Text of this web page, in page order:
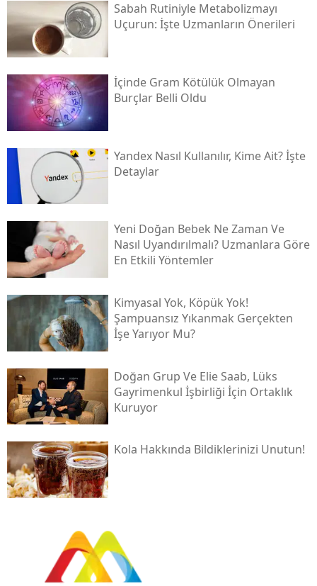
Sabah Rutiniyle Metabolizmayı
Uçurun: İşte Uzmanların Önerileri
İçinde Gram Kötülük Olmayan
Burçlar Belli Oldu
Yandex Nasıl Kullanılır, Kime Ait? İşte
Detaylar
Yeni Doğan Bebek Ne Zaman Ve
Nasıl Uyandırılmalı? Uzmanlara Göre
En Etkili Yöntemler
Kimyasal Yok, Köpük Yok!
Şampuansız Yıkanmak Gerçekten
İşe Yarıyor Mu?
Doğan Grup Ve Elie Saab, Lüks
Gayrimenkul İşbirliği İçin Ortaklık
Kuruyor
Kola Hakkında Bildiklerinizi Unutun!